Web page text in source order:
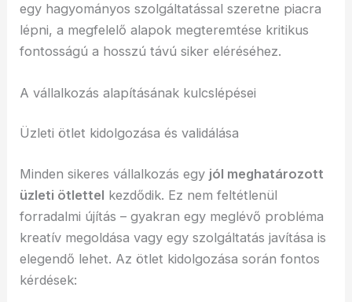
egy hagyományos szolgáltatással szeretne piacra
lépni, a megfelelő alapok megteremtése kritikus
fontosságú a hosszú távú siker eléréséhez.
A vállalkozás alapításának kulcslépései
Üzleti ötlet kidolgozása és validálása
Minden sikeres vállalkozás egy jól meghatározott
üzleti ötlettel kezdődik. Ez nem feltétlenül
forradalmi újítás – gyakran egy meglévő probléma
kreatív megoldása vagy egy szolgáltatás javítása is
elegendő lehet. Az ötlet kidolgozása során fontos
kérdések: